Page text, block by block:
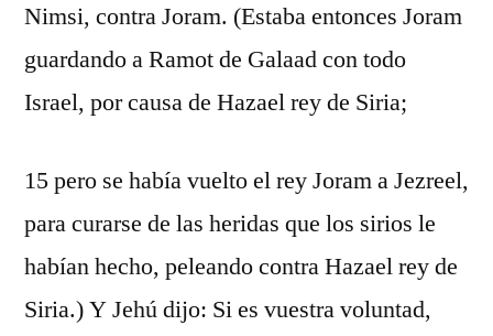
Nimsi, contra Joram. (Estaba entonces Joram
guardando a Ramot de Galaad con todo
Israel, por causa de Hazael rey de Siria;
15 pero se había vuelto el rey Joram a Jezreel,
para curarse de las heridas que los sirios le
habían hecho, peleando contra Hazael rey de
Siria.) Y Jehú dijo: Si es vuestra voluntad,